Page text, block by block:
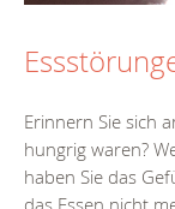
Erinnern Sie sich
hungrig waren?
haben Sie das
das Essen nicht